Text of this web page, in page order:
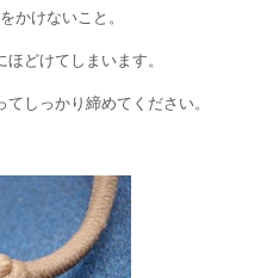
かけないこと。
どけてしまいます。
しっかり締めてください。